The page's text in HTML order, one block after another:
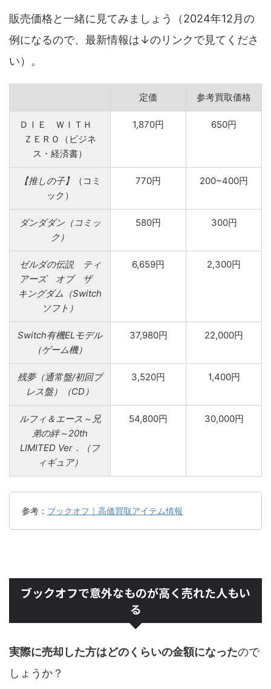
販売価格と一緒に見てみましょう（2024年12月の
例になるので、最新情報は↓のリンクで見てくださ
い）。
定価 参考買取価格
ＤＩＥ ＷＩＴＨ
ＺＥＲＯ（ビジネ
ス・経済書）
1,870円 650円
【推しの子】
（コミ
ック）
770円 200~400円
ダンダダン（コミッ
ク）
580円 300円
ゼルダの伝説 ティ
アーズ オブ ザ
キングダム（Switch
ソフト）
6,659円 2,300円
Switch有機ELモデル
（ゲーム機）
37,980円 22,000円
残夢（通常盤/初回プ
レス盤）（CD）
3,520円 1,400円
ルフィ＆エース～兄
弟の絆～20th
LIMITED Ver．（フ
ィギュア）
54,800円 30,000円
参考： ブックオフ｜高価買取アイテム情報
ブックオフで意外なものが高く売れた人もい
る
実際に売却した方はどのくらいの金額になったので
しょうか？